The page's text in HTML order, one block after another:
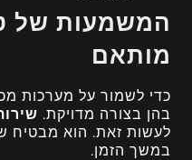
המשמעות של
מותאם
כדי לשמור על מערכות
בהן בצורה מדויקת.
לעשות זאת. הוא מבטיח
במשך הזמן.